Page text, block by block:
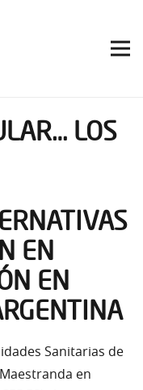
LOS
EN
EN
Sanitarias de
en